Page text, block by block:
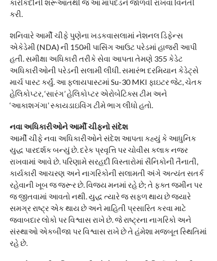
કારકિર્દીની શરૂઆતથી જ આ માપદંડને જાળવી રાખવા વિનંતી
કરી.
શનિવારે આર્મી ચીફે પુણેના ખડકવાસલામાં નેશનલ ડિફેન્સ
એકેડેમી (NDA) ની 150મી પાસિંગ આઉટ પરેડમાં હાજરી આપી
હતી. સમીક્ષા અધિકારી તરીકે સેવા આપતા તેમણે 355 કેડેટ
અધિકારીઓની પરેડની સલામી લીધી. સમારંભ દરમિયાન કેડેટ્સે
માર્ચ પાસ્ટ કર્યું. આ ફ્લાયપાસ્ટમાં Su-30 MKI ફાઇટર જેટ, ચેતક
હેલિકોપ્ટર, ‘સારંગ’ હેલિકોપ્ટર એરોબેટિક્સ ટીમ અને
‘આકાશગંગા’ સ્કાયડાઇવિંગ ટીમે ભાગ લીધો હતો.
નવા અધિકારીઓને આર્મી ચીફનો સંદેશ
આર્મી ચીફે નવા અધિકારીઓને સંદેશ આપતા કહ્યું કે આધુનિક
યુદ્ધ પારદર્શક બન્યું છે. દરેક પ્રવૃત્તિ પર ચોવીસ કલાક નજર
રાખવામાં આવે છે. પરિણામે સરહદી વિસ્તારોમાં સૈનિકોની તૈનાતી,
કાર્યકારી આચરણ અને નાગરિકોની સલામતી અંગે અત્યંત સતર્ક
રહેવાની ખૂબ જ જરૂર છે. વિજય મનમાં રહે છે; તે ફક્ત જમીન પર
જ જીતવામાં આવતો નથી. યુદ્ધ ત્યારે જ સફળ થાય છે જ્યારે
સમગ્ર રાષ્ટ્ર એક થાય છે અને માહિતી પ્રસારિત કરવા માટે
જવાબદાર લોકો પર વિશ્વાસ રાખે છે. જે રાષ્ટ્રના નાગરિકો અને
સંસ્થાઓ એકબીજા પર વિશ્વાસ રાખે છે તે હંમેશા મજબૂત સ્થિતિમાં
રહે છે.